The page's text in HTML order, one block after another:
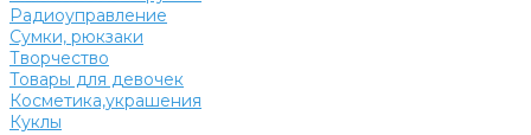
Радиоуправление
Сумки, рюкзаки
Творчество
Товары для девочек
Косметика,украшения
Куклы